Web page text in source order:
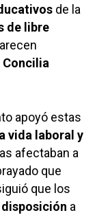
de la
de libre
Concilia
apoyó estas
vida laboral y
afectaban a
que
que los
a